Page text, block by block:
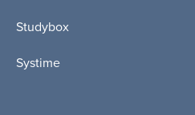
Studybox
Systime